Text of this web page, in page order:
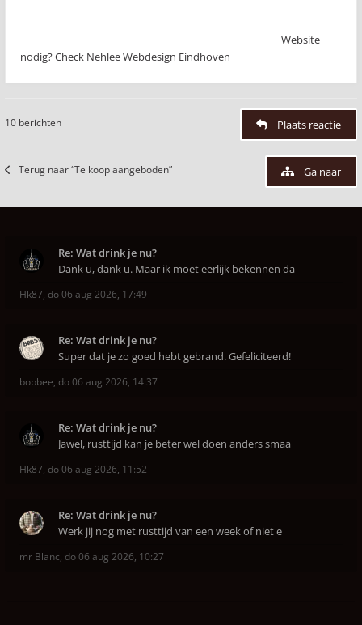
Website
nodig? Check Nehlee Webdesign Eindhoven
10 berichten Plaats reactie
Terug naar “Te koop aangeboden” Ga naar
Re: Wat drink je nu?
Dank u, dank u. Maar ik moet eerlijk bekennen da
Hk87, do 06 aug 2026, 17:49
Re: Wat drink je nu?
Super dat je zo goed hebt gebrand. Gefeliciteerd!
bobbee, do 06 aug 2026, 14:37
Re: Wat drink je nu?
Jawel, rusttijd kan je beter wel doen anders smaa
Hk87, do 06 aug 2026, 11:52
Re: Wat drink je nu?
Werk jij nog met rusttijd van een week of niet e
mr Blanc, do 06 aug 2026, 10:27